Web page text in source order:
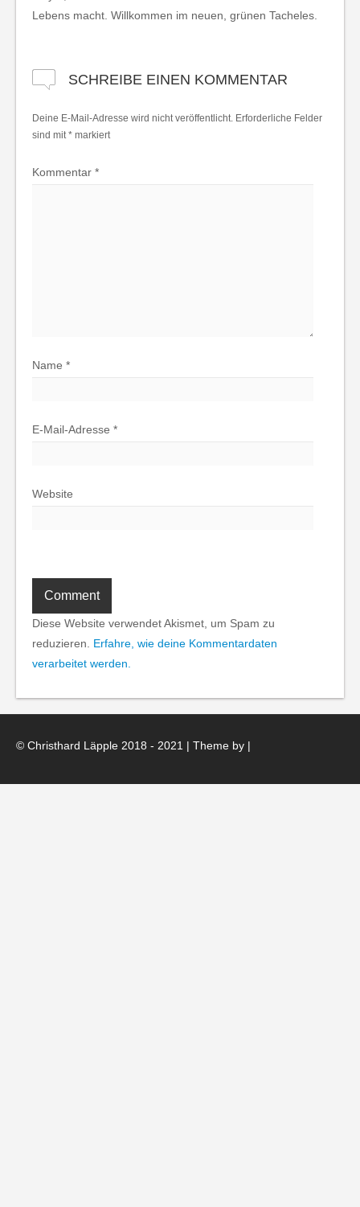
Lebens macht. Willkommen im neuen, grünen Tacheles.
SCHREIBE EINEN KOMMENTAR
Deine E-Mail-Adresse wird nicht veröffentlicht. Erforderliche Felder
sind mit* markiert
Kommentar *
Name *
E-Mail-Adresse *
Website
Diese Website verwendet Akismet, um Spam zu
reduzieren. Erfahre, wie deine Kommentardaten
verarbeitet werden.
© Christhard Läpple 2018 - 2021 | Theme by |